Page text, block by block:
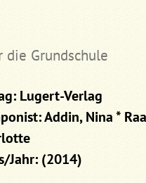
Grundschule
Lugert-Verlag
Addin, Nina *
Jahr: (2014)